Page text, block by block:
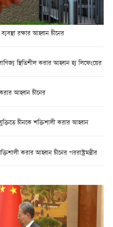
রক্ষার আহ্বান চীনের
স্থিতিশীল করার আহ্বান হ্য লিফেংয়ের
আহ্বান চীনের
চীনকে শক্তিশালী করার আহ্বান
করার আহ্বান চীনের পররাষ্ট্রমন্ত্রীর